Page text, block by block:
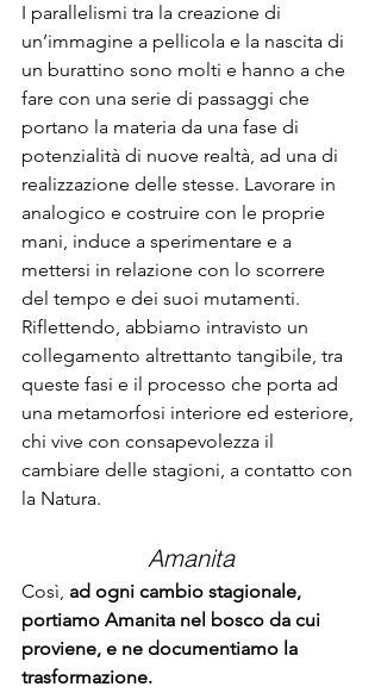
I parallelismi tra la creazione di
un’immagine a pellicola e la nascita di
un burattino sono molti e hanno a che
fare con una serie di passaggi che
portano la materia da una fase di
potenzialità di nuove realtà, ad una di
realizzazione delle stesse. Lavorare in
analogico e costruire con le proprie
mani, induce a sperimentare e a
mettersi in relazione con lo scorrere
del tempo e dei suoi mutamenti.
Riflettendo, abbiamo intravisto un
collegamento altrettanto tangibile, tra
queste fasi e il processo che porta ad
una metamorfosi interiore ed esteriore,
chi vive con consapevolezza il
cambiare delle stagioni, a contatto con
la Natura.
Amanita
Così, ad ogni cambio stagionale,
portiamo Amanita nel bosco da cui
proviene, e ne documentiamo la
trasformazione.